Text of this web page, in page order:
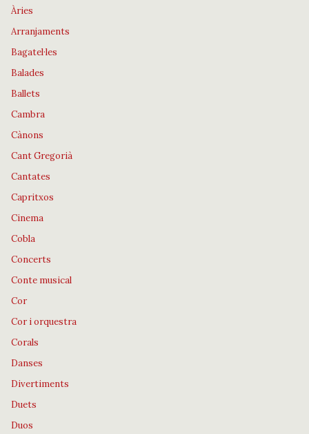
Àries
Arranjaments
Bagatel·les
Balades
Ballets
Cambra
Cànons
Cant Gregorià
Cantates
Capritxos
Cinema
Cobla
Concerts
Conte musical
Cor
Cor i orquestra
Corals
Danses
Divertiments
Duets
Duos